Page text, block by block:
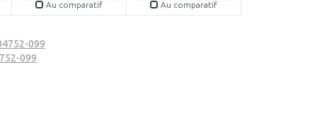
Au comparatif Au comparatif
099
099